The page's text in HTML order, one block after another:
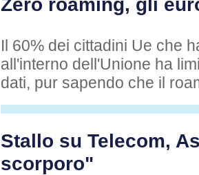
Il 60% dei cittadini Ue che
all'interno dell'Unione ha
dati, pur sapendo che il
Stallo su Telecom,
scorporo"